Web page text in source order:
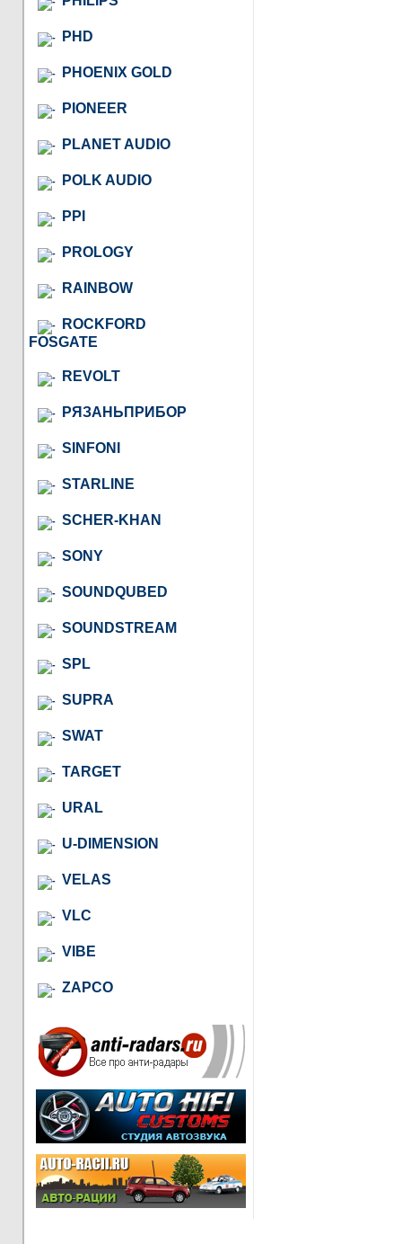
PHD
PHOENIX GOLD
PIONEER
PLANET AUDIO
POLK AUDIO
PPI
PROLOGY
RAINBOW
ROCKFORD
FOSGATE
REVOLT
РЯЗАНЬПРИБОР
SINFONI
STARLINE
SCHER-KHAN
SONY
SOUNDQUBED
SOUNDSTREAM
SPL
SUPRA
SWAT
TARGET
URAL
U-DIMENSION
VELAS
VLC
VIBE
ZAPCO